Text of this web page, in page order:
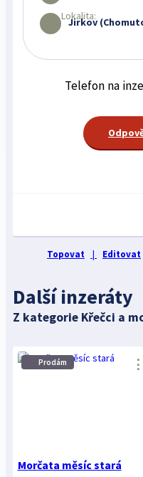
Lokalita:
Jirkov
Telefon na
Topovat | Editovat
Další inzeráty
Z kategorie Křečci a
Prodám
Morčata měsíc stará
⋮